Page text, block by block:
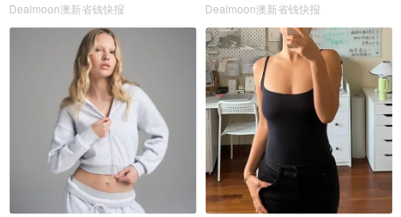
Dealmoon澳新省钱快报 Dealmoon澳新省钱快报